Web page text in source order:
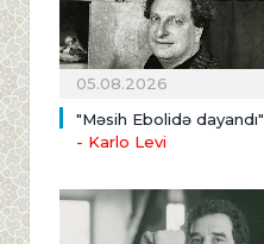
05.08.2026
"Məsih Ebolidə dayandı"
- Karlo Levi